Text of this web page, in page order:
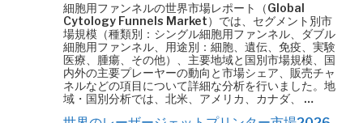
細胞用ファンネルの世界市場レポート（Global
Cytology Funnels Market）では、セグメント別市
場規模（種類別：シングル細胞用ファンネル、ダブル
細胞用ファンネル、用途別：細胞、遺伝、免疫、実験
医療、腫瘍、その他）、主要地域と国別市場規模、国
内外の主要プレーヤーの動向と市場シェア、販売チャ
ネルなどの項目について詳細な分析を行いました。地
域・国別分析では、北米、アメリカ、カナダ、 …